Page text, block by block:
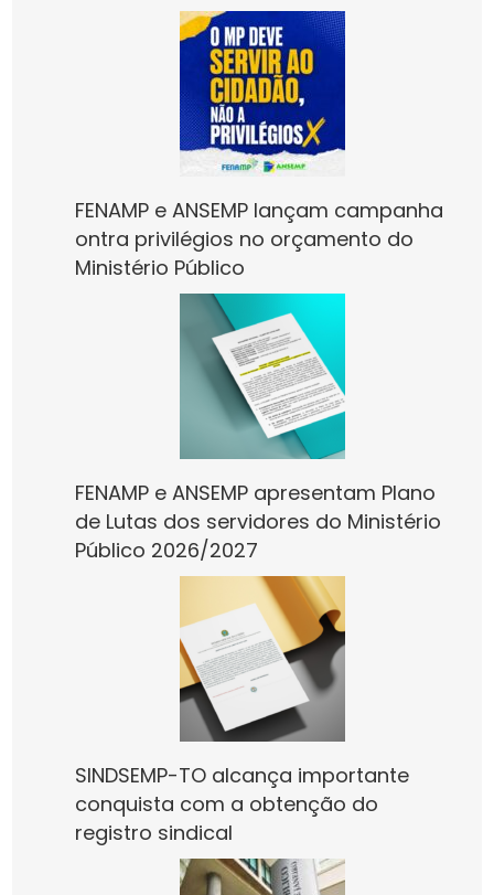
FENAMP e ANSEMP lançam campanha
ontra privilégios no orçamento do
Ministério Público
FENAMP e ANSEMP apresentam Plano
de Lutas dos servidores do Ministério
Público 2026/2027
SINDSEMP-TO alcança importante
conquista com a obtenção do
registro sindical